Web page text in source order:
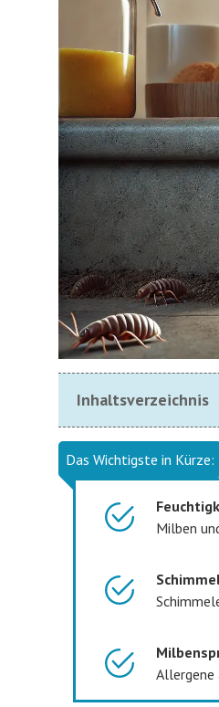
Inhaltsverzeichnis
Das Wichtigste in Kürze:
Milben
Allergene